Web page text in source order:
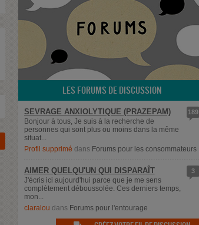
LES FORUMS DE DISCUSSION
189
SEVRAGE ANXIOLYTIQUE (PRAZEPAM)
Bonjour à tous, Je suis à la recherche de
personnes qui sont plus ou moins dans la même
situat...
Profil supprimé dans Forums pour les consommateurs
3
AIMER QUELQU'UN QUI DISPARAÎT
J'écris ici aujourd'hui parce que je me sens
complètement déboussolée. Ces derniers temps,
mon...
claralou dans Forums pour l'entourage